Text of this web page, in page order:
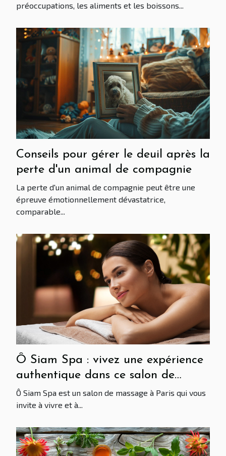
préoccupations, les aliments et les boissons...
Conseils pour gérer le deuil après la
perte d'un animal de compagnie
La perte d'un animal de compagnie peut être une
épreuve émotionnellement dévastatrice,
comparable...
Ô Siam Spa : vivez une expérience
authentique dans ce salon de
massage à Paris
Ô Siam Spa est un salon de massage à Paris qui vous
invite à vivre et à...